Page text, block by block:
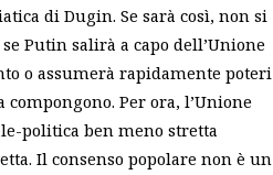
di Dugin. Se sarà così, non si
Putin salirà a capo dell’Unione
o assumerà rapidamente poteri
Per ora, l’Unione
politica ben meno stretta
Il consenso popolare non è un